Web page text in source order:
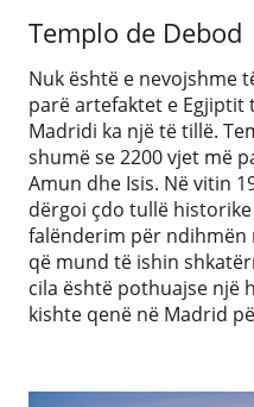
Templo de Debod
Nuk është e nevojshme
parë artefaktet e Egjiptit
Madridi ka një të tillë.
shumë se 2200 vjet më
Amun dhe Isis. Në vitin
dërgoi çdo tullë
falënderim për
që mund të ishin
cila është pothuajse një
kishte qenë në Madrid